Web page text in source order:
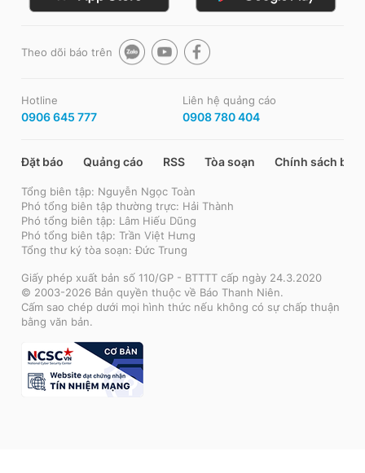
Theo dõi báo trên
Hotline
0906 645 777
Liên hệ quảng cáo
0908 780 404
Đặt báo Quảng cáo RSS Tòa soạn Chính sách bảo
Tổng biên tập: Nguyễn Ngọc Toàn
Phó tổng biên tập thường trực: Hải Thành
Phó tổng biên tập: Lâm Hiếu Dũng
Phó tổng biên tập: Trần Việt Hưng
Tổng thư ký tòa soạn: Đức Trung
Giấy phép xuất bản số 110/GP - BTTTT cấp ngày 24.3.2020
© 2003-2026 Bản quyền thuộc về Báo Thanh Niên.
Cấm sao chép dưới mọi hình thức nếu không có sự chấp thuận
bằng văn bản.